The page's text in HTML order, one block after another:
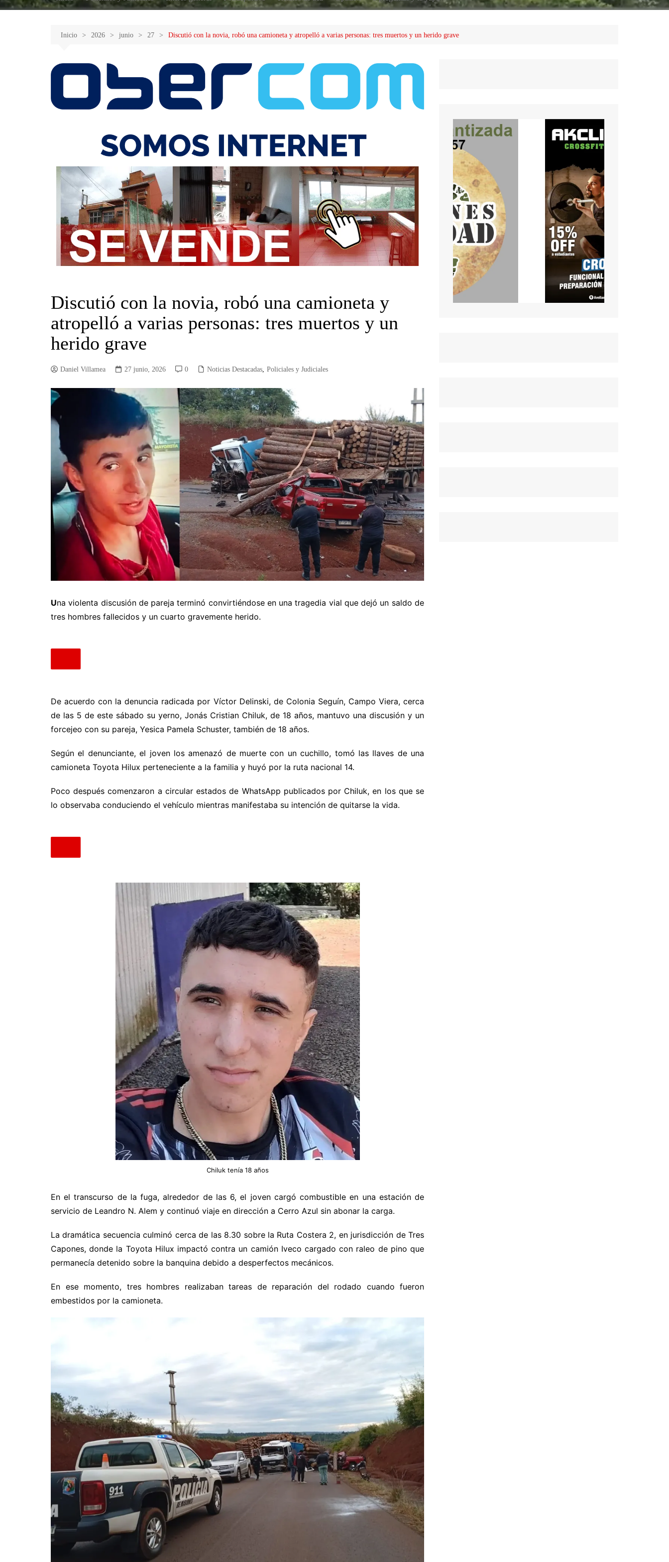
Inicio 2026 junio 27 Discutió con la novia, robó una camioneta y atropelló a varias personas: tres muertos y un herido grave
Discutió con la novia, robó una camioneta y
atropelló a varias personas: tres muertos y un
herido grave
Daniel Villamea 27 junio, 2026 0 Noticias Destacadas, Policiales y Judiciales
Una violenta discusión de pareja terminó convirtiéndose en una tragedia vial que dejó un saldo de
tres hombres fallecidos y un cuarto gravemente herido.
De acuerdo con la denuncia radicada por Víctor Delinski, de Colonia Seguín, Campo Viera, cerca
de las 5 de este sábado su yerno, Jonás Cristian Chiluk, de 18 años, mantuvo una discusión y un
forcejeo con su pareja, Yesica Pamela Schuster, también de 18 años.
Según el denunciante, el joven los amenazó de muerte con un cuchillo, tomó las llaves de una
camioneta Toyota Hilux perteneciente a la familia y huyó por la ruta nacional 14.
Poco después comenzaron a circular estados de WhatsApp publicados por Chiluk, en los que se
lo observaba conduciendo el vehículo mientras manifestaba su intención de quitarse la vida.
Chiluk tenía 18 años
En el transcurso de la fuga, alrededor de las 6, el joven cargó combustible en una estación de
servicio de Leandro N. Alem y continuó viaje en dirección a Cerro Azul sin abonar la carga.
La dramática secuencia culminó cerca de las 8.30 sobre la Ruta Costera 2, en jurisdicción de Tres
Capones, donde la Toyota Hilux impactó contra un camión Iveco cargado con raleo de pino que
permanecía detenido sobre la banquina debido a desperfectos mecánicos.
En ese momento, tres hombres realizaban tareas de reparación del rodado cuando fueron
embestidos por la camioneta.